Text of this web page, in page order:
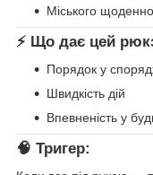
Міського
⚡ Що дає цей
Порядок у
Швидкість дій
Впевненість у
🧠 Тригер: